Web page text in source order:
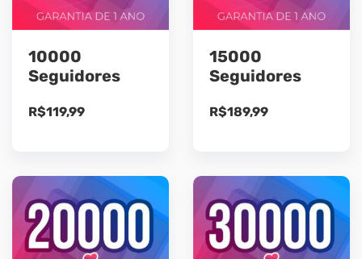
10000
Seguidores
R$119,99
15000
Seguidores
R$189,99